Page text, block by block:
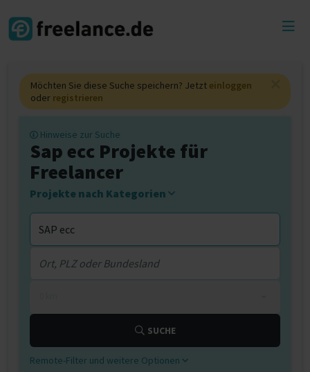
Möchten Sie diese Suche speichern? Jetzt einloggen
oder registrieren
Hinweise zur Suche
Sap ecc Projekte für
Freelancer
Projekte nach Kategorien
SUCHE
Remote-Filter und weitere Optionen